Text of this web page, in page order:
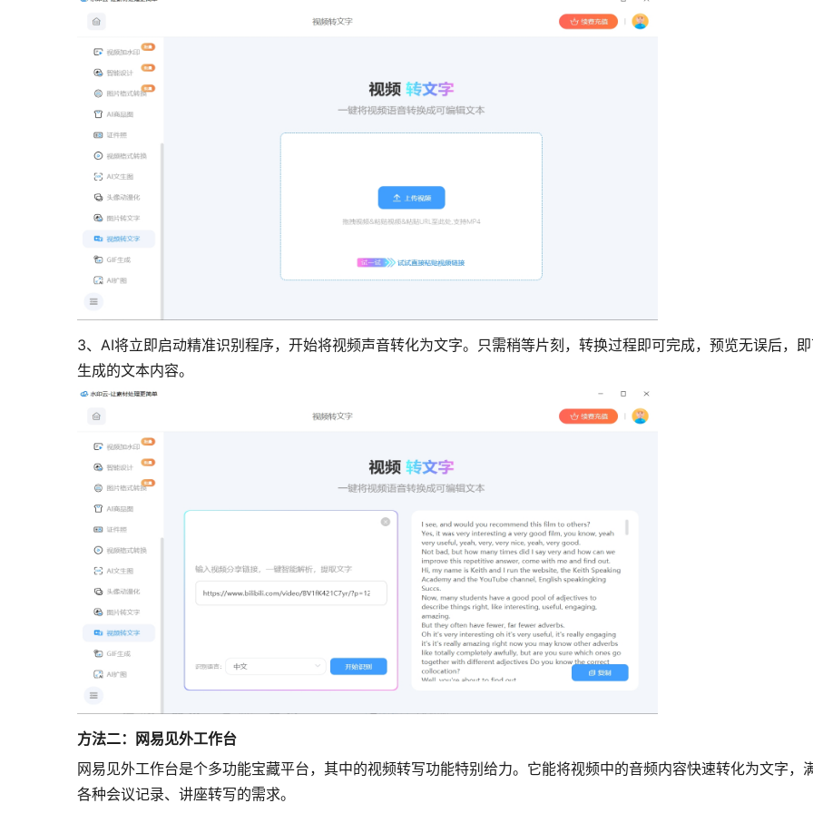
3、AI将立即启动精准识别程序，开始将视频声音转化为文字。只需稍等片刻，转换过程即可完成，预览无误后，
生成的文本内容。
方法二：网易见外工作台
网易见外工作台是个多功能宝藏平台，其中的视频转写功能特别给力。它能将视频中的音频内容快速转化为文字，
各种会议记录、讲座转写的需求。